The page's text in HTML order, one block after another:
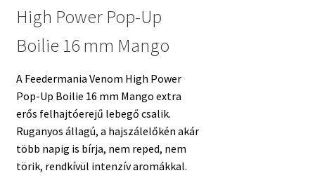
High Power Pop-Up
Boilie 16 mm Mango
A Feedermania Venom High Power
Pop-Up Boilie 16 mm Mango extra
erős felhajtóerejű lebegő csalik.
Ruganyos állagú, a hajszálelőkén akár
több napig is bírja, nem reped, nem
törik, rendkívül intenzív aromákkal.